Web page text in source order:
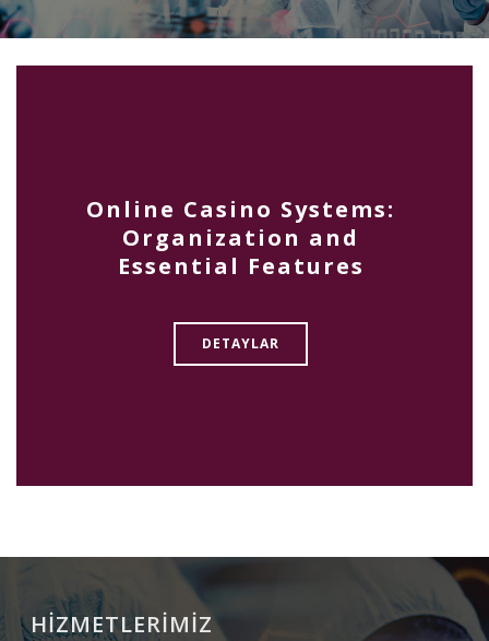
Online Casino Systems:
Organization and
Essential Features
DETAYLAR
HİZMETLERİMİZ